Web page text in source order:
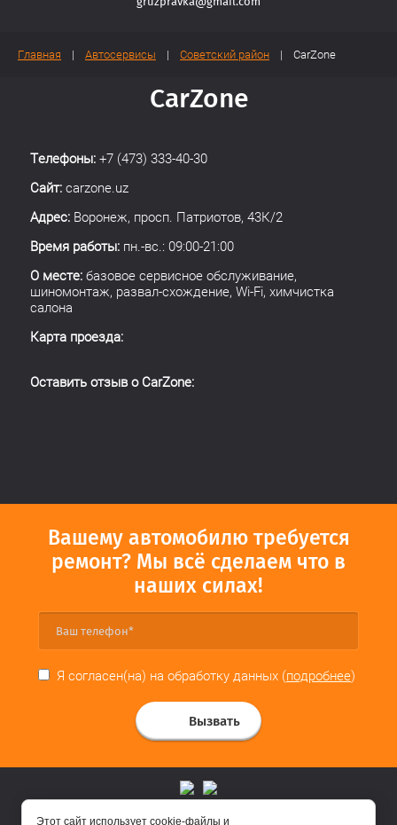
Главная
    |
Автосервисы
    |
Советский район
    |    CarZone
CarZone
Телефоны: +7 (473) 333-40-30
Сайт: carzone.uz
Адрес: Воронеж, просп. Патриотов, 43К/2
Время работы: пн.-вс.: 09:00-21:00
О месте: базовое сервисное обслуживание,
шиномонтаж, развал-схождение, Wi-Fi, химчистка
салона
Карта проезда:
Оставить отзыв о CarZone:
Вашему автомобилю требуется
ремонт? Мы всё сделаем что в
наших силах!
Я согласен(на) на обработку данных (подробнее)
Вызвать
Этот сайт использует cookie-файлы и